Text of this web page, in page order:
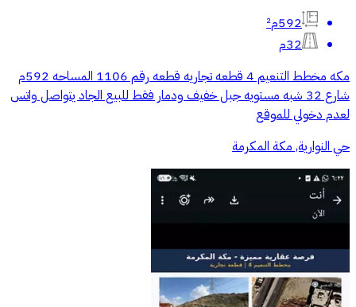
592م²
32م
مكه مخطط التنعيم 4 قطعه تجاريه قطعه رقم 1106 المساحه 592م
شارع 32 شبه مستويه جبل خفيف ودمار فقط للبيع الجاد يتواصل واتس
لعدم دخولي للموقع
حي النوارية, مكة المكرمة